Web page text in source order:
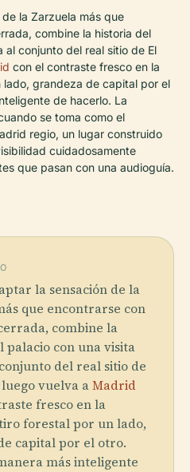
la Zarzuela más que
combine la historia del
conjunto del real sitio de El
con el contraste fresco en la
grandeza de capital por el
de hacerlo. La
se toma como el
regio, un lugar construido
cuidadosamente
que pasan con una audioguía.
la sensación de la
que encontrarse con
combine la
palacio con una visita
del real sitio de
vuelva aMadrid
fresco en la
forestal por un lado,
capital por el otro.
más inteligente